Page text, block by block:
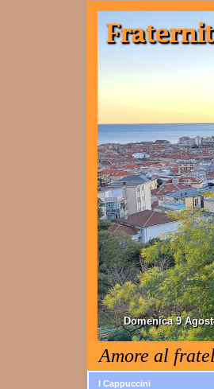
Domenica 9
Amore al
I Cappuccini